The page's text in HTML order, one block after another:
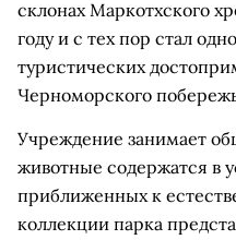
склонах Маркотхского
году и с тех пор стал
туристических
Черноморского
Учреждение занимает
животные содержатся в
приближенных к
коллекции парка